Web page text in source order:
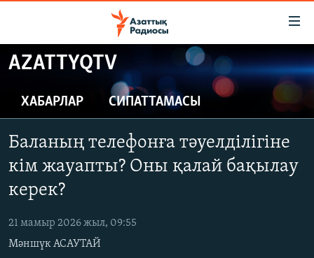
Skip
to
content
to
main
Skip
Search
ЖАҢАЛЫҚТАР
САЯСАТ
ҚАҢТАР ОҚИҒАСЫ
АДАМ ҚҰҚЫҚТАРЫ
ӘЛЕУМЕТ
ӘЛЕМ
АРНАЙЫ ЖОБАЛАР
AZATTYQTV
ХАБАРЛАР СИПАТТАМАСЫ
Баланың телефонға тәуелділігіне
кім жауапты? Оны қалай бақылау
керек?
21 мамыр 2026 жыл, 09:55
Мәншүк АСАУТАЙ